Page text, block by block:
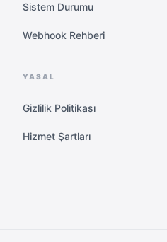
Sistem Durumu
Webhook Rehberi
YASAL
Gizlilik Politikası
Hizmet Şartları